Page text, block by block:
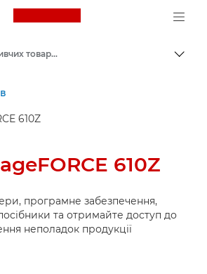
Canon Logo, back to
Підтримка споживчих товарів
610Z
програмне забезпечення,
та отримайте доступ до
неполадок продукції